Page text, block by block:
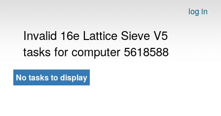
log in
Invalid 16e Lattice Sieve V5
tasks for computer 5618588
No tasks to display